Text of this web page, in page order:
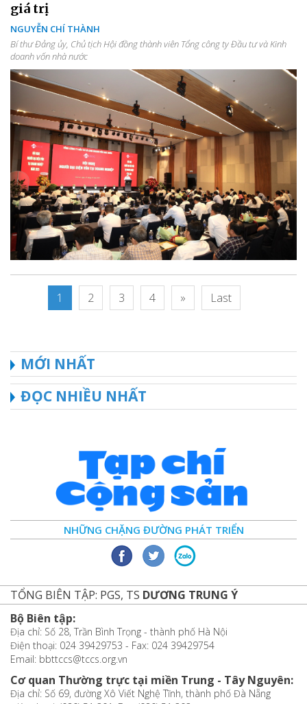
giá trị
NGUYỄN CHÍ THÀNH
Bí thư Đảng ủy, Chủ tịch Hội đồng thành viên Tổng công ty Đầu tư và Kinh
doanh vốn nhà nước
1 2 3 4 » Last
MỚI NHẤT
ĐỌC NHIỀU NHẤT
NHỮNG CHẶNG ĐƯỜNG PHÁT TRIỂN
TỔNG BIÊN TẬP: PGS, TS DƯƠNG TRUNG Ý
Bộ Biên tập:
Địa chỉ: Số 28, Trần Bình Trọng - thành phố Hà Nội
Điện thoại: 024 39429753 - Fax: 024 39429754
Email: bbttccs@tccs.org.vn
Cơ quan Thường trực tại miền Trung - Tây Nguyên:
Địa chỉ: Số 69, đường Xô Viết Nghệ Tĩnh, thành phố Đà Nẵng